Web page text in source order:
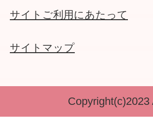
サイトご利用にあたって
サイトマップ